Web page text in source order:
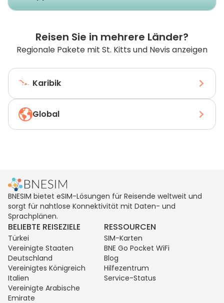
Reisen Sie in mehrere Länder?
Regionale Pakete mit St. Kitts und Nevis anzeigen
Karibik
Global
BNESIM bietet eSIM-Lösungen für Reisende weltweit und
sorgt für nahtlose Konnektivität mit Daten- und
Sprachplänen.
BELIEBTE REISEZIELE
Türkei
Vereinigte Staaten
Deutschland
Vereinigtes Königreich
Italien
Vereinigte Arabische
Emirate
RESSOURCEN
SIM-Karten
BNE Go Pocket WiFi
Blog
Hilfezentrum
Service-Status